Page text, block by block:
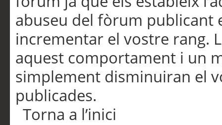
abuseu del fòrum publicant
incrementar el vostre rang.
aquest comportament i un
simplement disminuiran el
publicades.
Torna a l’inici